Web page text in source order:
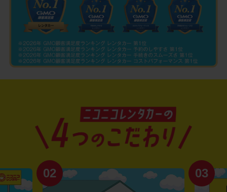
02 03